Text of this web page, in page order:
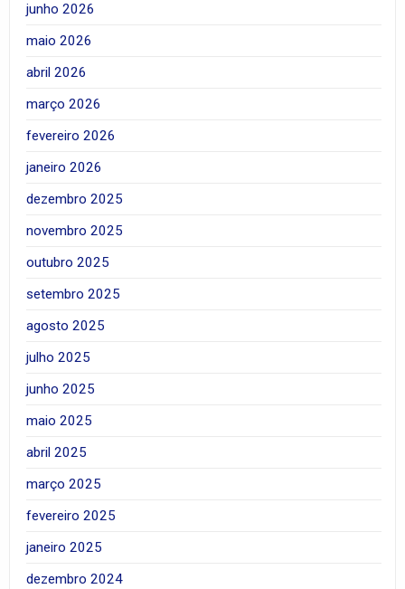
junho 2026
maio 2026
abril 2026
março 2026
fevereiro 2026
janeiro 2026
dezembro 2025
novembro 2025
outubro 2025
setembro 2025
agosto 2025
julho 2025
junho 2025
maio 2025
abril 2025
março 2025
fevereiro 2025
janeiro 2025
dezembro 2024